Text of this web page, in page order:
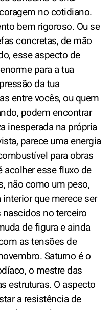
no cotidiano.
bem rigoroso. Ou se
concretas, de mão
esse aspecto de
para a tua
da tua
entre vocês, ou quem
podem encontrar
inesperada na própria
parece uma energia
para obras
acolher esse fluxo de
não como um peso,
que merece ser
no terceiro
de figura e ainda
as tensões de
Saturno é o
o mestre das
estruturas. O aspecto
a resistência de